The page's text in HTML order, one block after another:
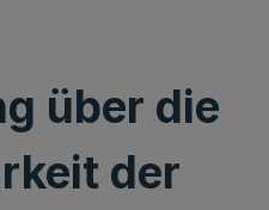
über die
der